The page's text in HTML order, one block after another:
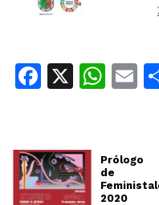
Facebook
X
Prólogo
de
2020